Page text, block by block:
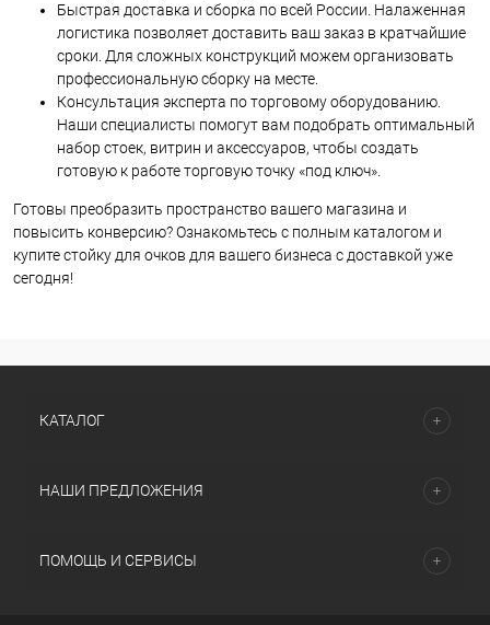
Быстрая доставка и сборка по всей России. Налаженная
логистика позволяет доставить ваш заказ в кратчайшие
сроки. Для сложных конструкций можем организовать
профессиональную сборку на месте.
Консультация эксперта по торговому оборудованию.
Наши специалисты помогут вам подобрать оптимальный
набор стоек, витрин и аксессуаров, чтобы создать
готовую к работе торговую точку «под ключ».
Готовы преобразить пространство вашего магазина и
повысить конверсию? Ознакомьтесь с полным каталогом и
купите стойку для очков для вашего бизнеса с доставкой уже
сегодня!
КАТАЛОГ
НАШИ ПРЕДЛОЖЕНИЯ
ПОМОЩЬ И СЕРВИСЫ